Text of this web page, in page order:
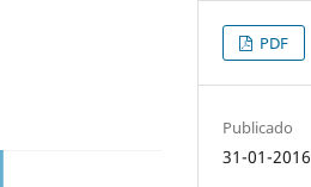
PDF
Publicado
31-01-2016